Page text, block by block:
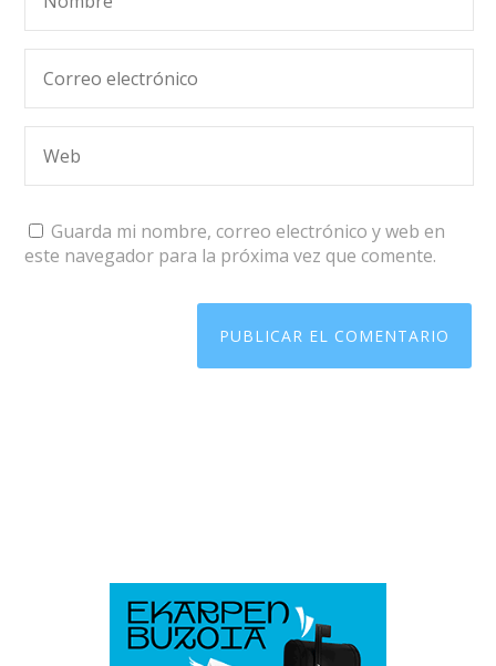
Guarda mi nombre, correo electrónico y web en
este navegador para la próxima vez que comente.